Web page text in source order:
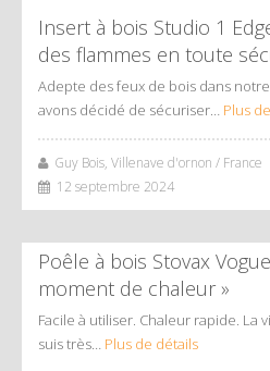
Insert à bois Studio 1
des flammes en toute
Adepte des feux de bois dans
avons décidé de sécuriser… Plus
Guy Bois, Villenave d'ornon / France
12 septembre 2024
Poêle à bois Stovax
moment de chaleur »
Facile à utiliser. Chaleur rapide. La
suis très… Plus de détails